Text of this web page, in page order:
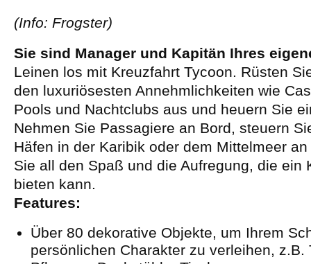
(Info: Frogster)
Sie sind Manager und Kapitän Ihres
Leinen los mit Kreuzfahrt Tycoon. Rüsten
den luxuriösesten Annehmlichkeiten wie
Pools und Nachtclubs aus und heuern Sie
Nehmen Sie Passagiere an Bord, steuern
Häfen in der Karibik oder dem Mittelmeer
Sie all den Spaß und die Aufregung, die ein
bieten kann.
Features:
Über 80 dekorative Objekte, um Ihrem
persönlichen Charakter zu verleihen, z.B.